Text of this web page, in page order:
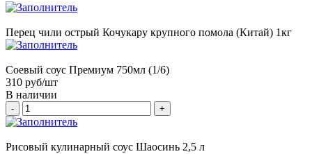
Перец чили острый Кочукару крупного помола (Китай) 1кг
Соевый соус Премиум 750мл (1/6)
310 руб/шт
В наличии
- +
Рисовый кулинарный соус Шаосинь 2,5 л